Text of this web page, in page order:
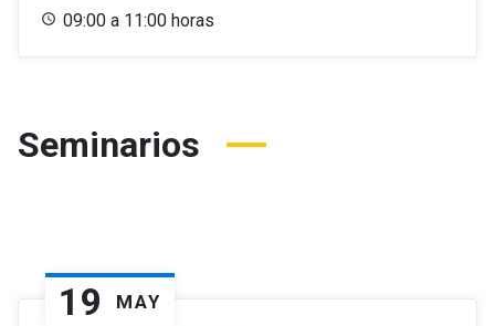
09:00 a 11:00 horas
Seminarios
19 MAY